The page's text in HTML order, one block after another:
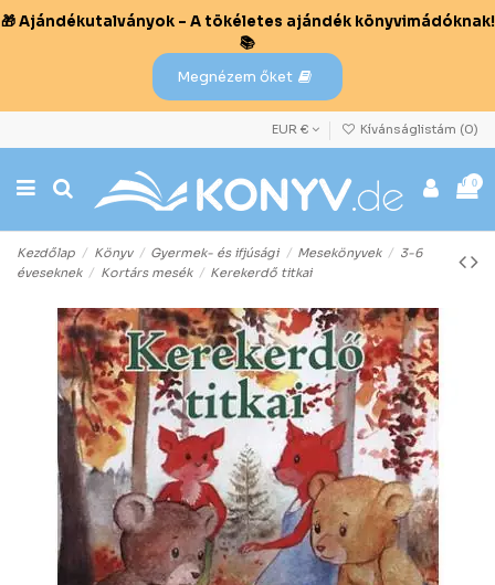
🎁 Ajándékutalványok – A tökéletes ajándék könyvimádóknak!
📚
Megnézem őket
EUR € Kívánságlistám (0)
0
Kezdőlap Könyv Gyermek- és ifjúsági Mesekönyvek
3-6
éveseknek
Kortárs mesék Kerekerdő titkai